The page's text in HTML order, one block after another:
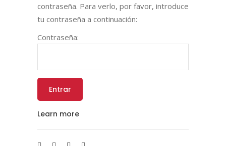
contraseña. Para verlo, por favor, introduce
tu contraseña a continuación:
Contraseña:
Learn more